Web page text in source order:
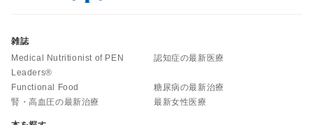
雑誌
Medical Nutritionist of PEN
Leaders®
認知症の最新医療
Functional Food
糖尿病の最新治療
腎・高血圧の最新治療
最新女性医療